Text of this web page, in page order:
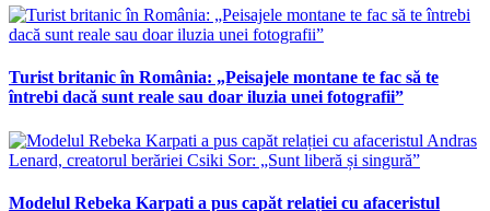
Turist britanic în România: „Peisajele montane te fac să te
întrebi dacă sunt reale sau doar iluzia unei fotografii”
Modelul Rebeka Karpati a pus capăt relației cu afaceristul